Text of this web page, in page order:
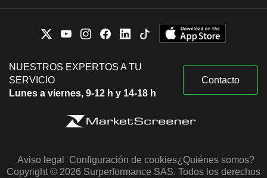
NUESTROS EXPERTOS A TU
SERVICIO
Lunes a viernes, 9-12 h y 14-18 h
Contacto
Aviso legal Configuración de cookies¿Quiénes somos?
Copyright © 2026 Surperformance SAS. Todos los derechos